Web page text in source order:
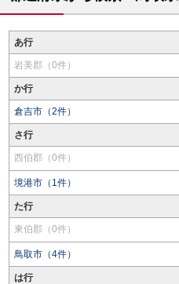
あ行
岩美郡（0件）
か行
倉吉市（2件）
さ行
西伯郡（0件）
境港市（1件）
た行
東伯郡（0件）
鳥取市（4件）
は行